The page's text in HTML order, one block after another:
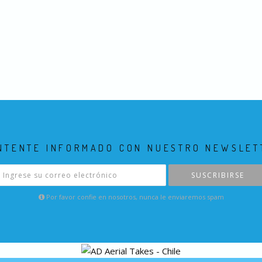
INFORMADO CON NUESTRO
SUSCRIBIRSE
Por favor confie en nosotros, nunca le enviaremos spam